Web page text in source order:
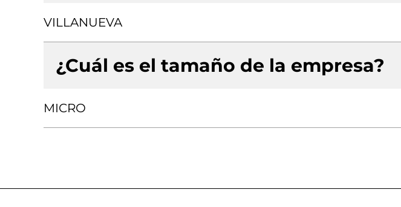
VILLANUEVA
¿Cuál es el tamaño de la empresa?
MICRO